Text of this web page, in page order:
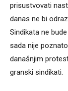
prisustvovati
danas ne bi
Sindikata ne
sada nije
današnjim
granski sindikati.